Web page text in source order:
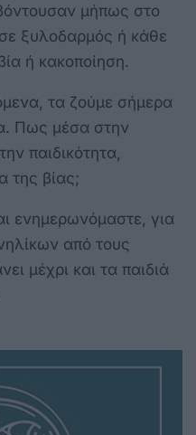
μήπως στο
ξυλοδαρμός ή κάθε
ή κακοποίηση.
τα ζούμε σήμερα
Πως μέσα στην
παιδικότητα,
της βίας;
ενημερωνόμαστε, για
από τους
μέχρι και τα παιδιά